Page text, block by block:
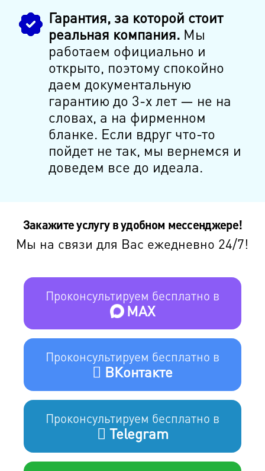
Гарантия, за которой стоит
реальная компания.Мы
работаем официально и
открыто, поэтому спокойно
даем документальную
гарантию до 3-х лет — не на
словах, а на фирменном
бланке. Если вдруг что-то
пойдет не так, мы вернемся и
доведем все до идеала.
Закажите услугу в удобном мессенджере!
Мы на связи для Вас ежедневно 24/7!
Проконсультируем бесплатно в
MAX
Проконсультируем бесплатно в
ВКонтакте
Проконсультируем бесплатно в
Telegram